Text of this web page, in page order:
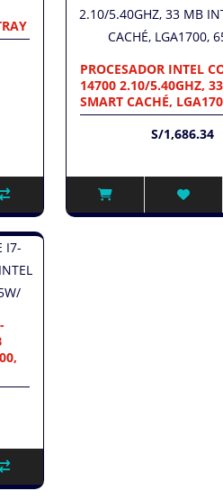
PROCESADOR INTEL
14700 2.10/5.40GHZ,
SMART CACHÉ,
S/1,686.34